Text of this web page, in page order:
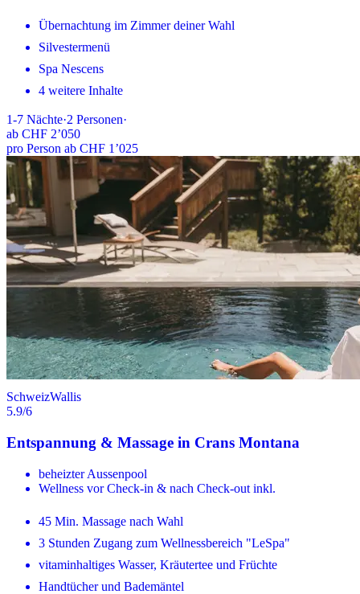
Übernachtung im Zimmer deiner Wahl
Silvestermenü
Spa Nescens
4 weitere Inhalte
1-7 Nächte·2 Personen·
ab CHF 2’050
pro Person ab CHF 1’025
SchweizWallis
5.9/6
Entspannung & Massage in Crans Montana
beheizter Aussenpool
Wellness vor Check-in & nach Check-out inkl.
45 Min. Massage nach Wahl
3 Stunden Zugang zum Wellnessbereich "LeSpa"
vitaminhaltiges Wasser, Kräutertee und Früchte
Handtücher und Bademäntel